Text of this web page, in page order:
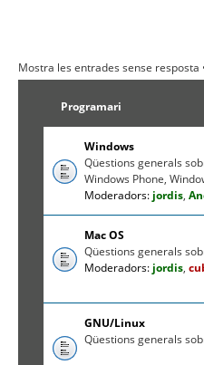
Mostra les entrades sense resposta
Programari
Windows
Qüestions generals
Windows Phone,
Moderadors: jordis,
Mac OS
Qüestions generals
Moderadors: jordis,
GNU/Linux
Qüestions generals